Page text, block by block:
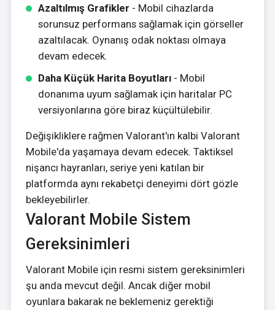
Azaltılmış Grafikler - Mobil cihazlarda
sorunsuz performans sağlamak için görseller
azaltılacak. Oynanış odak noktası olmaya
devam edecek.
Daha Küçük Harita Boyutları- Mobil
donanıma uyum sağlamak için haritalar PC
versiyonlarına göre biraz küçültülebilir.
Değişikliklere rağmen Valorant'ın kalbi Valorant
Mobile'da yaşamaya devam edecek. Taktiksel
nişancı hayranları, seriye yeni katılan bir
platformda aynı rekabetçi deneyimi dört gözle
bekleyebilirler.
Valorant Mobile Sistem
Gereksinimleri
Valorant Mobile için resmi sistem gereksinimleri
şu anda mevcut değil. Ancak diğer mobil
oyunlara bakarak ne beklemeniz gerektiği